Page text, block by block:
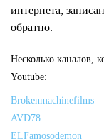
интернета,
обратно.
Несколько каналов,
Youtube:
Brokenmachinefilms
AVD78
ELFamosodemon